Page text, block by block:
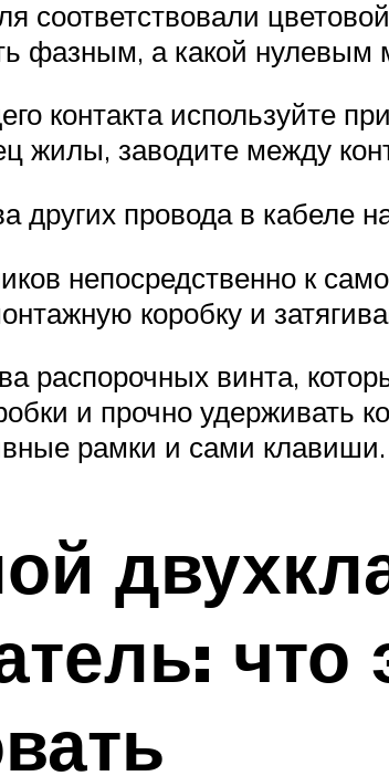
соответствовали
фазным, а какой нулевым
контакта используйте
жилы, заводите между
других провода в кабеле
непосредственно к
коробку и
распорочных винта,
и прочно удерживать
рамки и сами клавиши.
что